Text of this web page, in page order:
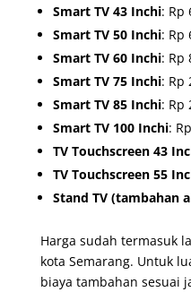
Smart TV 43 Inchi: Rp
Smart TV 50 Inchi: Rp
Smart TV 60 Inchi: Rp
Smart TV 75 Inchi: Rp
Smart TV 85 Inchi: Rp
Smart TV 100 Inchi:
TV Touchscreen 43
TV Touchscreen 55
Stand TV (tambahan
Harga sudah termasuk
kota Semarang. Untuk
biaya tambahan sesuai